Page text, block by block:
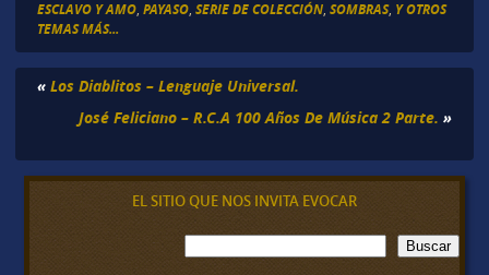
ESCLAVO Y AMO, PAYASO, SERIE DE COLECCIÓN, SOMBRAS, Y OTROS
TEMAS MÁS...
« Los Diablitos – Lenguaje Universal.
José Feliciano – R.C.A 100 Años De Música 2 Parte. »
EL SITIO QUE NOS INVITA EVOCAR
B
u
Buscar